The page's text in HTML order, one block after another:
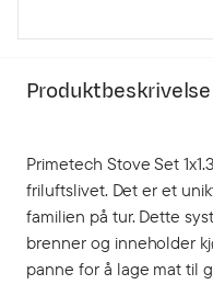
Produktbeskrivelse
Primetech Stove Set
friluftslivet. Det er et
familien på tur. Dette
brenner og inneholder
panne for å lage mat til